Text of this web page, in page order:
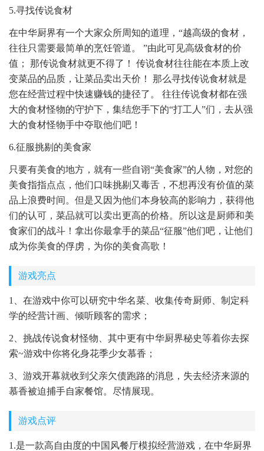
5.寻找传说食材
在中华厨界有一个大家众所周知的道理，“越高级的食材，
往往只需要最简单的烹饪管道。 ”由此可见高级食材的价
值； 那传说食材就更不得了！ 传说食材往往能在本质上改
变菜品的品质，让菜品卖出天价！ 那么寻找传说食材就是
您在经营过程中快速赚钱的捷径了。 往往传说食材都在强
大的食材怪物的守护下，集结您手下的“打工人”们，去从强
大的食材怪物手中夺取他们吧！
6.征服挑剔的美食家
只要有美食的地方，就有一些自诩“美食家”的人物，对您的
美食指指点点，他们口味挑剔又毒舌，不想再没有价值的菜
品上浪费时间。但是又因为他们本身较高的影响力，获得他
们的认可，菜品就可以卖出更高的价格。所以这是厨师和美
食家们的战斗！拿出你最拿手的菜品“征服”他们吧，让他们
成为你美食的俘虏，为你的美食高歌！
游戏亮点
1、在游戏中你可以研究中华名菜、收集传奇厨师、制定科
学的经营计画、倾听顾客的需求；
2、挑战传说食材怪物、其中更有中华厨界秘史等着你去探
索~游戏中你将化身花季少女慕香；
3、游戏开幕就收到父亲欠债跑路的消息，失去经济来源的
慕香被迫捕手自家餐馆。尽情展现。
游戏点评
1.是一款高自由度的中国风餐厅模拟经营游戏，在中华厨界